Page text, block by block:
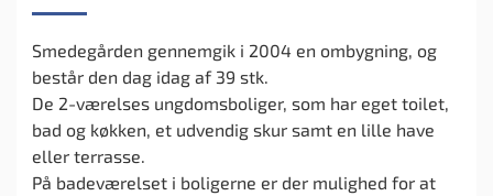
Smedegården gennemgik i 2004 en ombygning, og
består den dag idag af 39 stk.
De 2-værelses ungdomsboliger, som har eget toilet,
bad og køkken, et udvendig skur samt en lille have
eller terrasse.
På badeværelset i boligerne er der mulighed for at